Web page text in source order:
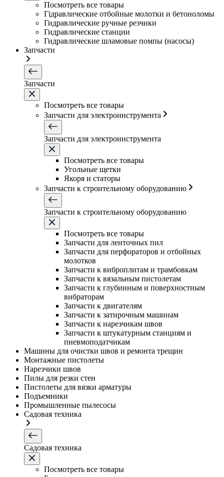
Посмотреть все товары
Гідравлические отбойные молотки и бетоноломы
Гидравлические ручные резчики
Гидравлические станции
Гидравлические шламовые помпы (насосы)
Запчасти
Запчасти
Посмотреть все товары
Запчасти для электроинструмента
Запчасти для электроинструмента
Посмотреть все товары
Угольные щетки
Якоря и статоры
Запчасти к строительному оборудованию
Запчасти к строительному оборудованию
Посмотреть все товары
Запчасти для ленточных пил
Запчасти для перфораторов и отбойных
молотков
Запчасти к виброплитам и трамбовкам
Запчасти к вязальным пистолетам
Запчасти к глубинным и поверхностным
вибраторам
Запчасти к двигателям
Запчасти к затирочным машинам
Запчасти к нарезчикам швов
Запчасти к штукатурным станциям и
пневмоподатчикам
Машины для очистки швов и ремонта трещин
Монтажные пистолеты
Нарезчики швов
Пилы для резки стен
Пистолеты для вязки арматуры
Подъемники
Промышленные пылесосы
Садовая техника
Садовая техника
Посмотреть все товары